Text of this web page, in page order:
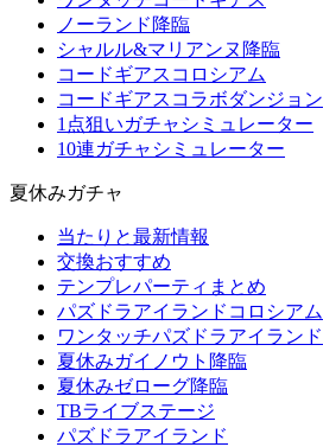
ノーランド降臨
シャルル&マリアンヌ降臨
コードギアスコロシアム
コードギアスコラボダンジョン
1点狙いガチャシミュレーター
10連ガチャシミュレーター
夏休みガチャ
当たりと最新情報
交換おすすめ
テンプレパーティまとめ
パズドラアイランドコロシアム
ワンタッチパズドラアイランド
夏休みガイノウト降臨
夏休みゼローグ降臨
TBライブステージ
パズドラアイランド